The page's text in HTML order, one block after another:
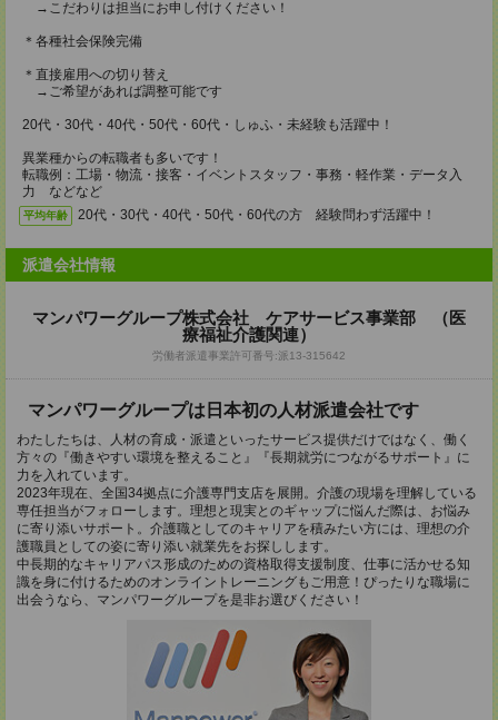
→こだわりは担当にお申し付けください！
＊各種社会保険完備
＊直接雇用への切り替え
→ご希望があれば調整可能です
20代・30代・40代・50代・60代・しゅふ・未経験も活躍中！
異業種からの転職者も多いです！
転職例：工場・物流・接客・イベントスタッフ・事務・軽作業・データ入
力 などなど
平均年齢 20代・30代・40代・50代・60代の方 経験問わず活躍中！
派遣会社情報
マンパワーグループ株式会社 ケアサービス事業部 （医
療福祉介護関連）
労働者派遣事業許可番号:派13-315642
マンパワーグループは日本初の人材派遣会社です
わたしたちは、人材の育成・派遣といったサービス提供だけではなく、働く
方々の『働きやすい環境を整えること』『長期就労につながるサポート』に
力を入れています。
2023年現在、全国34拠点に介護専門支店を展開。介護の現場を理解している
専任担当がフォローします。理想と現実とのギャップに悩んだ際は、お悩み
に寄り添いサポート。介護職としてのキャリアを積みたい方には、理想の介
護職員としての姿に寄り添い就業先をお探しします。
中長期的なキャリアパス形成のための資格取得支援制度、仕事に活かせる知
識を身に付けるためのオンライントレーニングもご用意！ぴったりな職場に
出会うなら、マンパワーグループを是非お選びください！